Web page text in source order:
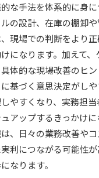
な手法を体系的に身
の設計、在庫の棚卸
現場での判断をより
になります。加えて
体的な現場改善のヒ
基づく意思決定がし
やすくなり、実務担
アップするきっかけ
、日々の業務改善や
利につながる可能性
なります。